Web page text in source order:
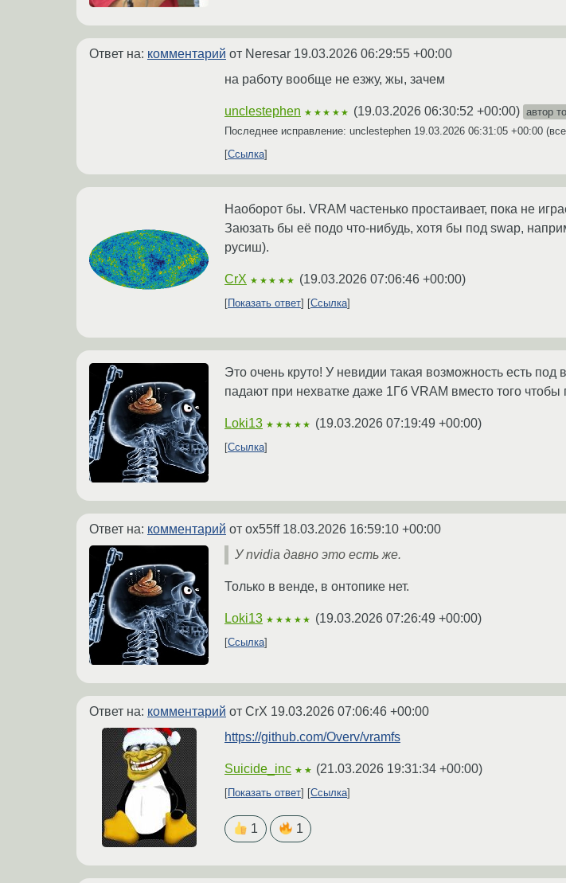
Ответ на: комментарий от Neresar 19.03.2026 06:29:55 +00:00
на работу вообще не езжу, жы, зачем
unclestephen ★★★★★ (19.03.2026 06:30:52 +00:00) автор
Последнее исправление: unclestephen 19.03.2026 06:31:05 +00:00
Ссылка
Наоборот бы. VRAM частенько простаивает, пока не
Заюзать бы её подо что-нибудь, хотя бы под swap,
русиш).
CrX ★★★★★ (19.03.2026 07:06:46 +00:00)
Показать ответ Ссылка
Это очень круто! У невидии такая возможность есть
падают при нехватке даже 1Гб VRAM вместо того
Loki13 ★★★★★ (19.03.2026 07:19:49 +00:00)
Ссылка
Ответ на: комментарий от ox55ff 18.03.2026 16:59:10 +00:00
У nvidia давно это есть же.
Только в венде, в онтопике нет.
Loki13 ★★★★★ (19.03.2026 07:26:49 +00:00)
Ссылка
Ответ на: комментарий от CrX 19.03.2026 07:06:46 +00:00
https://github.com/Overv/vramfs
Suicide_inc ★★ (21.03.2026 19:31:34 +00:00)
Показать ответ Ссылка
1 1